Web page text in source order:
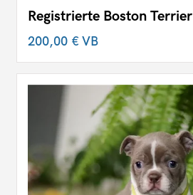
Registrierte Boston Terrier
200,00 €VB